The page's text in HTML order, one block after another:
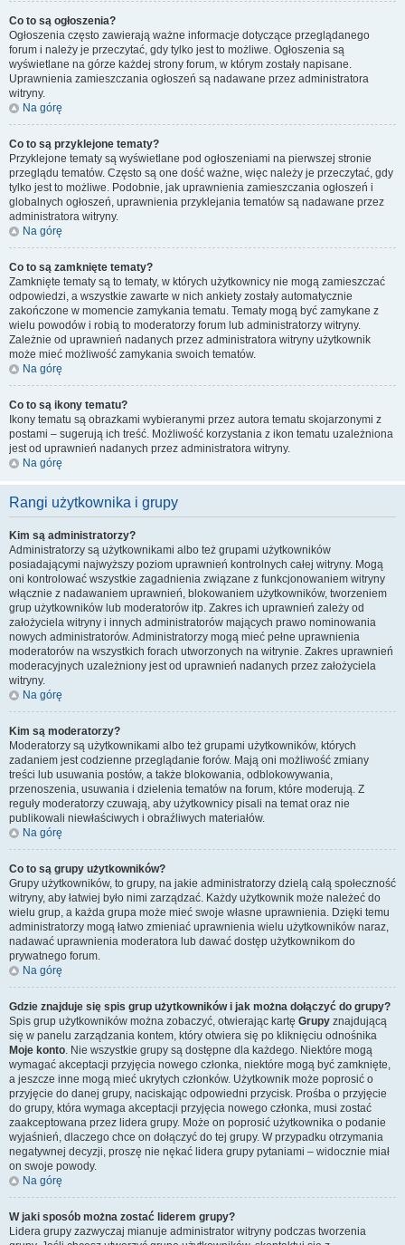
Co to są ogłoszenia?
Ogłoszenia często zawierają ważne informacje dotyczące przeglądanego
forum i należy je przeczytać, gdy tylko jest to możliwe. Ogłoszenia są
wyświetlane na górze każdej strony forum, w którym zostały napisane.
Uprawnienia zamieszczania ogłoszeń są nadawane przez administratora
witryny.
Na górę
Co to są przyklejone tematy?
Przyklejone tematy są wyświetlane pod ogłoszeniami na pierwszej stronie
przeglądu tematów. Często są one dość ważne, więc należy je przeczytać, gdy
tylko jest to możliwe. Podobnie, jak uprawnienia zamieszczania ogłoszeń i
globalnych ogłoszeń, uprawnienia przyklejania tematów są nadawane przez
administratora witryny.
Na górę
Co to są zamknięte tematy?
Zamknięte tematy są to tematy, w których użytkownicy nie mogą zamieszczać
odpowiedzi, a wszystkie zawarte w nich ankiety zostały automatycznie
zakończone w momencie zamykania tematu. Tematy mogą być zamykane z
wielu powodów i robią to moderatorzy forum lub administratorzy witryny.
Zależnie od uprawnień nadanych przez administratora witryny użytkownik
może mieć możliwość zamykania swoich tematów.
Na górę
Co to są ikony tematu?
Ikony tematu są obrazkami wybieranymi przez autora tematu skojarzonymi z
postami – sugerują ich treść. Możliwość korzystania z ikon tematu uzależniona
jest od uprawnień nadanych przez administratora witryny.
Na górę
Rangi użytkownika i grupy
Kim są administratorzy?
Administratorzy są użytkownikami albo też grupami użytkowników
posiadającymi najwyższy poziom uprawnień kontrolnych całej witryny. Mogą
oni kontrolować wszystkie zagadnienia związane z funkcjonowaniem witryny
włącznie z nadawaniem uprawnień, blokowaniem użytkowników, tworzeniem
grup użytkowników lub moderatorów itp. Zakres ich uprawnień zależy od
założyciela witryny i innych administratorów mających prawo nominowania
nowych administratorów. Administratorzy mogą mieć pełne uprawnienia
moderatorów na wszystkich forach utworzonych na witrynie. Zakres uprawnień
moderacyjnych uzależniony jest od uprawnień nadanych przez założyciela
witryny.
Na górę
Kim są moderatorzy?
Moderatorzy są użytkownikami albo też grupami użytkowników, których
zadaniem jest codzienne przeglądanie forów. Mają oni możliwość zmiany
treści lub usuwania postów, a także blokowania, odblokowywania,
przenoszenia, usuwania i dzielenia tematów na forum, które moderują. Z
reguły moderatorzy czuwają, aby użytkownicy pisali na temat oraz nie
publikowali niewłaściwych i obraźliwych materiałów.
Na górę
Co to są grupy użytkowników?
Grupy użytkowników, to grupy, na jakie administratorzy dzielą całą społeczność
witryny, aby łatwiej było nimi zarządzać. Każdy użytkownik może należeć do
wielu grup, a każda grupa może mieć swoje własne uprawnienia. Dzięki temu
administratorzy mogą łatwo zmieniać uprawnienia wielu użytkowników naraz,
nadawać uprawnienia moderatora lub dawać dostęp użytkownikom do
prywatnego forum.
Na górę
Gdzie znajduje się spis grup użytkowników i jak można dołączyć do grupy?
Spis grup użytkowników można zobaczyć, otwierając kartę Grupy znajdującą
się w panelu zarządzania kontem, który otwiera się po kliknięciu odnośnika
Moje konto. Nie wszystkie grupy są dostępne dla każdego. Niektóre mogą
wymagać akceptacji przyjęcia nowego członka, niektóre mogą być zamknięte,
a jeszcze inne mogą mieć ukrytych członków. Użytkownik może poprosić o
przyjęcie do danej grupy, naciskając odpowiedni przycisk. Prośba o przyjęcie
do grupy, która wymaga akceptacji przyjęcia nowego członka, musi zostać
zaakceptowana przez lidera grupy. Może on poprosić użytkownika o podanie
wyjaśnień, dlaczego chce on dołączyć do tej grupy. W przypadku otrzymania
negatywnej decyzji, proszę nie nękać lidera grupy pytaniami – widocznie miał
on swoje powody.
Na górę
W jaki sposób można zostać liderem grupy?
Lidera grupy zazwyczaj mianuje administrator witryny podczas tworzenia